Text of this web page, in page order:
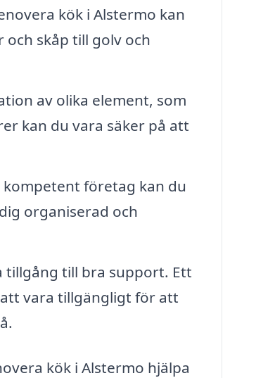
kök i Alstermo kan
skåp till golv och
av olika element, som
kan du vara säker på att
företag kan du
organiserad och
till bra support. Ett
vara tillgängligt för att
kök i Alstermo hjälpa